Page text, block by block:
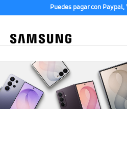
Puedes pagar con